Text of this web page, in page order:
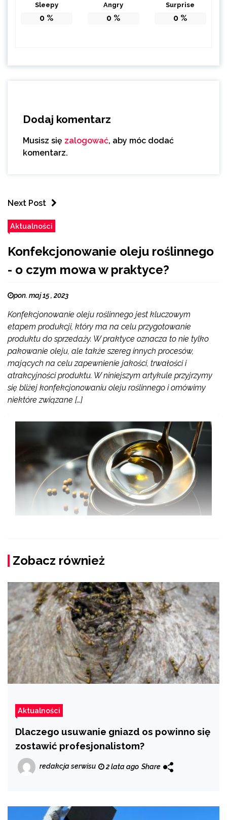
Sleepy
0 %
Angry
0 %
Surprise
0 %
Dodaj komentarz
Musisz się zalogować, aby móc dodać
komentarz.
Next Post
Aktualności
Konfekcjonowanie oleju roślinnego
- o czym mowa w praktyce?
pon. maj 15 , 2023
Konfekcjonowanie oleju roślinnego jest kluczowym
etapem produkcji, który ma na celu przygotowanie
produktu do sprzedaży. W praktyce oznacza to nie tylko
pakowanie oleju, ale także szereg innych procesów,
mających na celu zapewnienie jakości, trwałości i
atrakcyjności produktu. W niniejszym artykule przyjrzymy
się bliżej konfekcjonowaniu oleju roślinnego i omówimy
niektóre związane […]
Zobacz również
Aktualności
Dlaczego usuwanie gniazd os powinno się
zostawić profesjonalistom?
redakcja serwisu 2 lata ago Share